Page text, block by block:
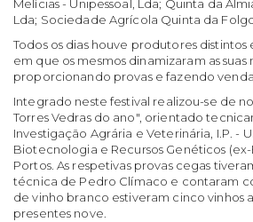
Melícias - Unipessoal, Lda; Quinta da
Lda; Sociedade Agrícola Quinta da
Todos os dias houve produtores
em que os mesmos dinamizaram as
proporcionando provas e fazendo
Integrado neste festival realizou-se de
Torres Vedras do ano", orientado
Investigação Agrária e Veterinária, I.P. -
Biotecnologia e Recursos Genéticos
Portos. As respetivas provas cegas
técnica de Pedro Clímaco e contaram
de vinho branco estiveram cinco vinhos
presentes nove.